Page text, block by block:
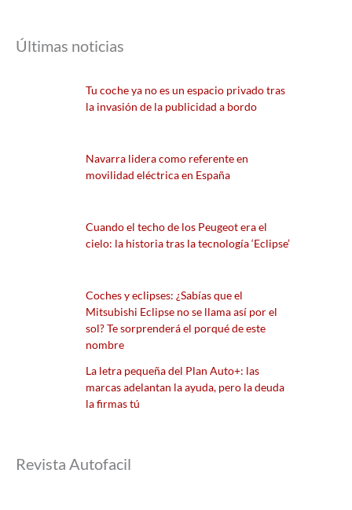
Últimas noticias
Tu coche ya no es un espacio privado tras
la invasión de la publicidad a bordo
Navarra lidera como referente en
movilidad eléctrica en España
Cuando el techo de los Peugeot era el
cielo: la historia tras la tecnología ‘Eclipse’
Coches y eclipses: ¿Sabías que el
Mitsubishi Eclipse no se llama así por el
sol? Te sorprenderá el porqué de este
nombre
La letra pequeña del Plan Auto+: las
marcas adelantan la ayuda, pero la deuda
la firmas tú
Revista Autofacil